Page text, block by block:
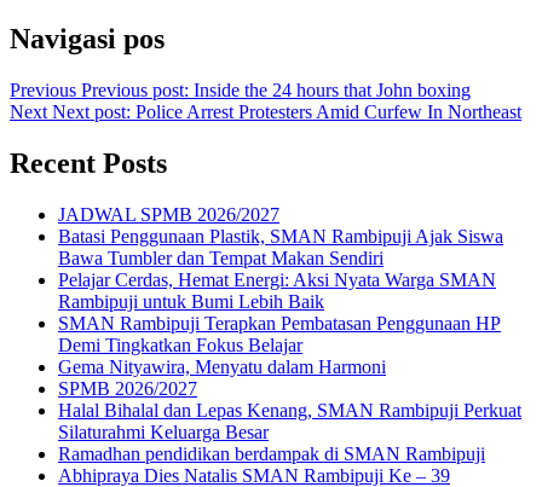
Navigasi pos
Previous Previous post: Inside the 24 hours that John boxing
Next Next post: Police Arrest Protesters Amid Curfew In Northeast
Recent Posts
JADWAL SPMB 2026/2027
Batasi Penggunaan Plastik, SMAN Rambipuji Ajak Siswa
Bawa Tumbler dan Tempat Makan Sendiri
Pelajar Cerdas, Hemat Energi: Aksi Nyata Warga SMAN
Rambipuji untuk Bumi Lebih Baik
SMAN Rambipuji Terapkan Pembatasan Penggunaan HP
Demi Tingkatkan Fokus Belajar
Gema Nityawira, Menyatu dalam Harmoni
SPMB 2026/2027
Halal Bihalal dan Lepas Kenang, SMAN Rambipuji Perkuat
Silaturahmi Keluarga Besar
Ramadhan pendidikan berdampak di SMAN Rambipuji
Abhipraya Dies Natalis SMAN Rambipuji Ke – 39